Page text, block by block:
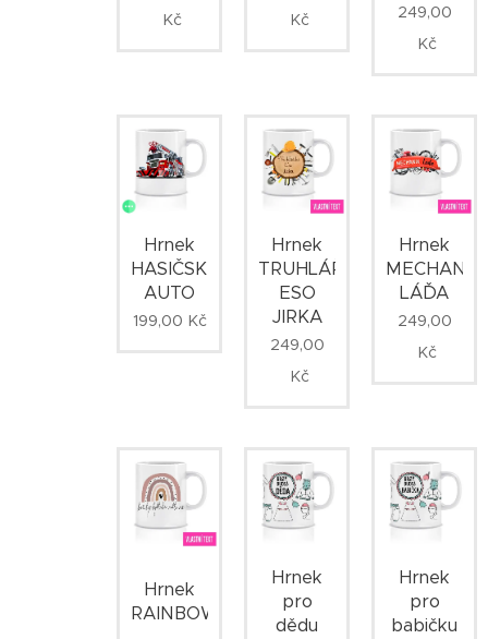
Kč
Kč
249,00
Kč
Hrnek
HASIČSKÉ
AUTO
199,00 Kč
Hrnek
TRUHLÁŘSKÉ
ESO
JIRKA
249,00
Kč
Hrnek
MECHANIK
LÁĎA
249,00
Kč
Hrnek
RAINBOW
Hrnek
pro
dědu
Hrnek
pro
babičku